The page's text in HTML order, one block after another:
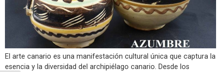
El arte canario es una manifestación cultural única que captura la
esencia y la diversidad del archipiélago canario. Desde los